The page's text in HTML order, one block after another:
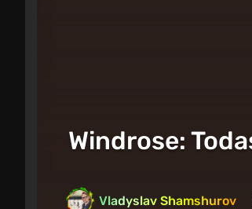
Windrose:
Vladyslav Shamshurov